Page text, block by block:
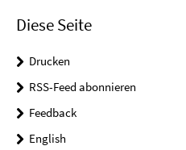
Diese Seite
Drucken
RSS-Feed abonnieren
Feedback
English